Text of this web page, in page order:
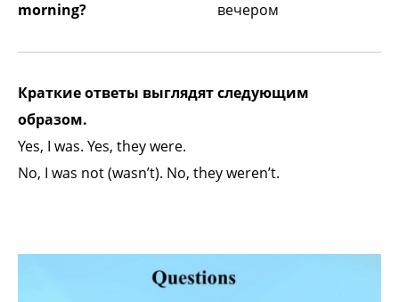
morning?
вечером
Краткие ответы выглядят следующим
образом.
Yes, I was. Yes, they were.
No, I was not (wasn’t). No, they weren’t.